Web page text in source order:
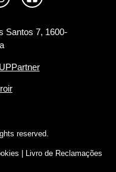
Santos 7, 1600-
reserved.
Livro de Reclamações